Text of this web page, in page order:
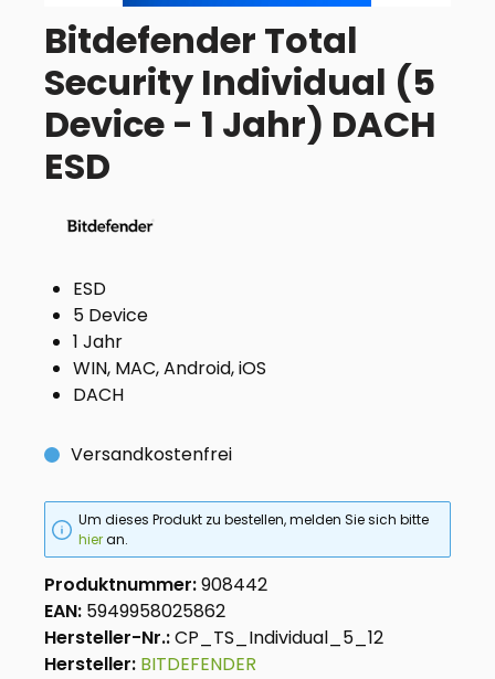
Bitdefender Total
Security Individual (5
Device - 1 Jahr) DACH
ESD
ESD
5 Device
1 Jahr
WIN, MAC, Android, iOS
DACH
Versandkostenfrei
Um dieses Produkt zu bestellen, melden Sie sich bitte
hieran.
Produktnummer:908442
EAN: 5949958025862
Hersteller-Nr.:CP_TS_Individual_5_12
Hersteller: BITDEFENDER